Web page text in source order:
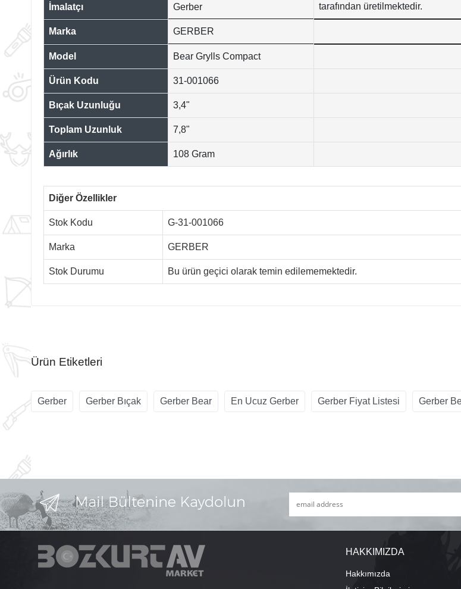
İmalatçı Gerber
tarafından üretilmektedir.
Marka GERBER
Model Bear Grylls Compact
Ürün Kodu 31-001066
Bıçak Uzunluğu 3,4"
Toplam Uzunluk 7,8"
Ağırlık 108 Gram
Diğer Özellikler
Stok Kodu G-31-001066
Marka GERBER
Stok Durumu Bu ürün geçici olarak temin edilememektedir.
Ürün Etiketleri
Gerber Gerber Bıçak Gerber Bear En Ucuz Gerber Gerber Fiyat Listesi Gerber
HAKKIMIZDA
Hakkımızda